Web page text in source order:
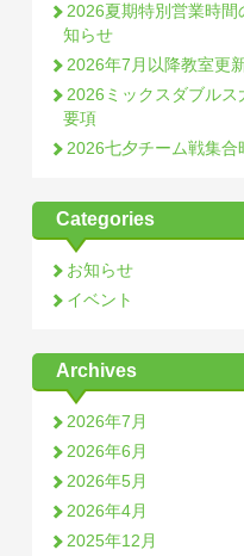
2026夏期特別営業時間
知らせ
2026年7月以降教室更
2026ミックスダブルス
要項
2026七夕チーム戦集合
Categories
お知らせ
イベント
Archives
2026年7月
2026年6月
2026年5月
2026年4月
2025年12月